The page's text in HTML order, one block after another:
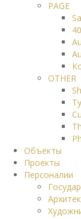
PAGE
OTHER
Объекты
Проекты
Персоналии